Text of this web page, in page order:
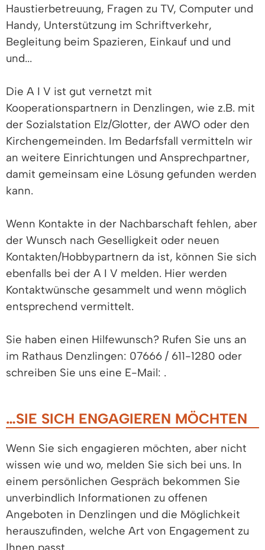
Haustierbetreuung, Fragen zu TV, Computer und
Handy, Unterstützung im Schriftverkehr,
Begleitung beim Spazieren, Einkauf und und
und...
Die A I V ist gut vernetzt mit
Kooperationspartnern in Denzlingen, wie z.B. mit
der Sozialstation Elz/Glotter, der AWO oder den
Kirchengemeinden. Im Bedarfsfall vermitteln wir
an weitere Einrichtungen und Ansprechpartner,
damit gemeinsam eine Lösung gefunden werden
kann.
Wenn Kontakte in der Nachbarschaft fehlen, aber
der Wunsch nach Geselligkeit oder neuen
Kontakten/Hobbypartnern da ist, können Sie sich
ebenfalls bei der A I V melden. Hier werden
Kontaktwünsche gesammelt und wenn möglich
entsprechend vermittelt.
Sie haben einen Hilfewunsch? Rufen Sie uns an
im Rathaus Denzlingen: 07666 / 611-1280 oder
schreiben Sie uns eine E-Mail: .
…SIE SICH ENGAGIEREN MÖCHTEN
Wenn Sie sich engagieren möchten, aber nicht
wissen wie und wo, melden Sie sich bei uns. In
einem persönlichen Gespräch bekommen Sie
unverbindlich Informationen zu offenen
Angeboten in Denzlingen und die Möglichkeit
herauszufinden, welche Art von Engagement zu